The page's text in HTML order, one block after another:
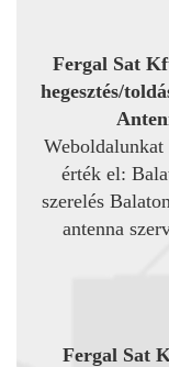
Fergal Sat
hegesztés/
érték el:
szerelés
antenna
Fergal Sat